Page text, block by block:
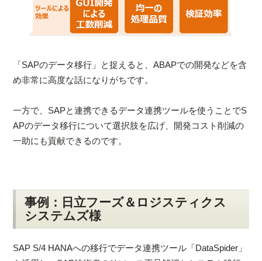
「SAPのデータ移行」と捉えると、ABAPでの開発などを含
め非常に高度な話になりがちです。
一方で、SAPと連携できるデータ連携ツールを使うことでS
APのデータ移行について選択肢を広げ、開発コスト削減の
一助にも貢献できるのです。
事例：日立フーズ＆ロジスティクス
システムズ様
SAP S/4 HANAへの移行でデータ連携ツール「DataSpider」